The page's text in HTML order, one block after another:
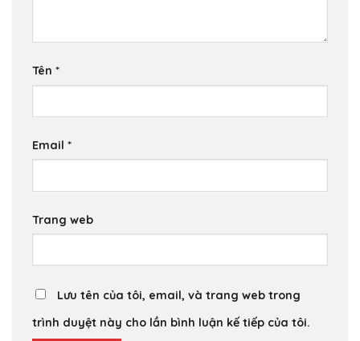
Tên *
Email *
Trang web
Lưu tên của tôi, email, và trang web trong
trình duyệt này cho lần bình luận kế tiếp của tôi.